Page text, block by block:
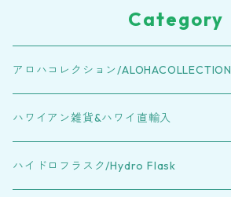
Category
アロハコレクション/ALOHACOLLECTION
POUCH
MAX
PASSPORT HOLDER
ハワイアン雑貨&ハワイ直輸入
ハイドロフラスク/Hydro Flask